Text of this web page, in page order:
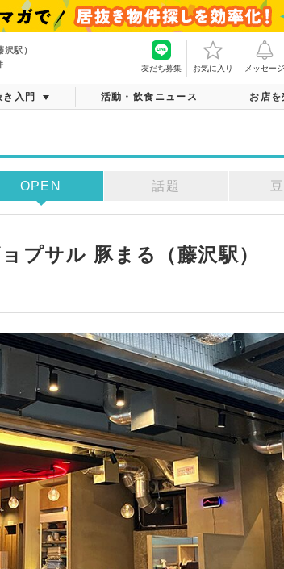
駅）
友だち募集 お気に入り メッセージ
き入門 活動・飲食ニュース お店
OPEN 話題
プサル 豚まる（藤沢駅）